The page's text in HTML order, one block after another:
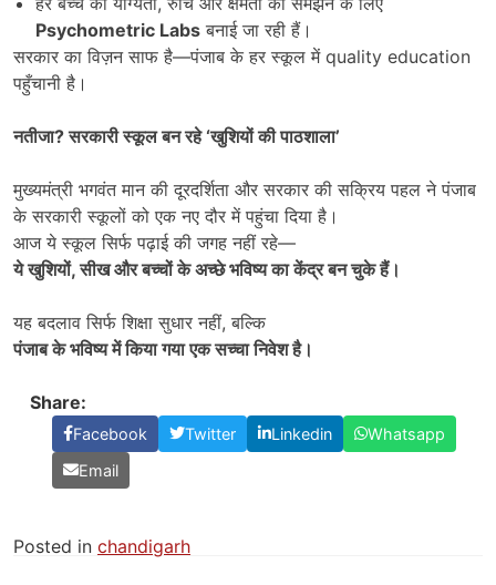
Psychometric Labs बनाई जा रही हैं।
सरकार का विज़न साफ है—पंजाब के हर स्कूल में quality education
पहुँचानी है।
नतीजा?सरकारी स्कूल बन रहे ‘खुशियों की पाठशाला’
मुख्यमंत्री भगवंत मान की दूरदर्शिता और सरकार की सक्रिय पहल ने पंजाब
के सरकारी स्कूलों को एक नए दौर में पहुंचा दिया है।
आज ये स्कूल सिर्फ पढ़ाई की जगह नहीं रहे—
ये खुशियों,सीख और बच्चों के अच्छे भविष्य का केंद्र बन चुके हैं।
यह बदलाव सिर्फ शिक्षा सुधार नहीं, बल्कि
पंजाब के भविष्य में किया गया एक सच्चा निवेश है।
Share:
Facebook Twitter Linkedin
Whatsapp
Email
Posted in chandigarh